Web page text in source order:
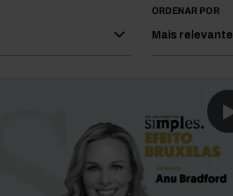
ORDENAR POR
Mais relevante